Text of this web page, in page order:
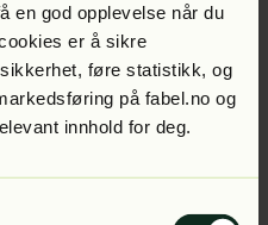
en god opplevelse når du
er å sikre
føre statistikk, og
på fabel.no og
innhold for deg.